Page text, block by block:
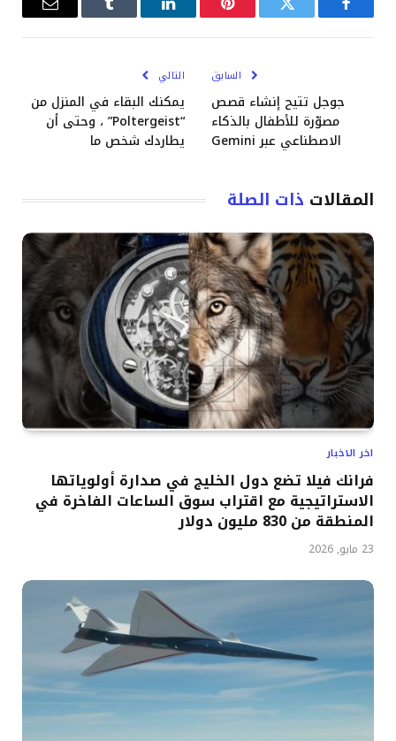
فيسبوكتويتر بينتيريستلينكدإن Tumblrالبريد
السابق
جوجل تتيح إنشاء قصص
مصوّرة للأطفال بالذكاء
الاصطناعي عبر Gemini
التالي
يمكنك البقاء في المنزل من
“Poltergeist” ، وحتى أن
يطاردك شخص ما
المقالات ذات الصلة
اخر الاخبار
فرانك فيلا تضع دول الخليج في صدارة أولوياتها
الاستراتيجية مع اقتراب سوق الساعات الفاخرة في
المنطقة من 830 مليون دولار
23 مايو, 2026